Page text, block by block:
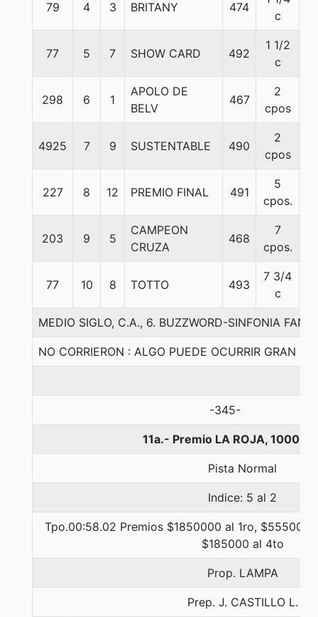
79 4 3 BRITANY 474
c
77 5 7 SHOW CARD 492
1 1/2
c
298 6 1
APOLO DE
BELV
467
2
cpos
4925 7 9 SUSTENTABLE 490
2
cpos
227 8 12 PREMIO FINAL 491
5
cpos.
203 9 5
CAMPEON
CRUZA
468
7
cpos.
77 10 8 TOTTO 493
7 3/4
c
MEDIO SIGLO, C.A., 6. BUZZWORD-SINFONIA
NO CORRIERON : ALGO PUEDE OCURRIR GRAN
-345-
11a.- Premio LA ROJA, 1000
Pista Normal
Indice: 5 al 2
Tpo.00:58.02 Premios $1850000 al 1ro, $555000
$185000 al 4to
Prop. LAMPA
Prep. J. CASTILLO L.